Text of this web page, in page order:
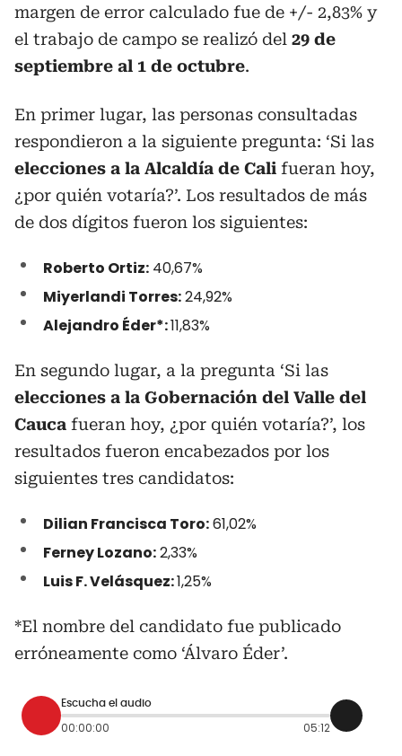
margen de error calculado fue de +/- 2,83% y
el trabajo de campo se realizó del 29 de
septiembre al 1 de octubre.
En primer lugar, las personas consultadas
respondieron a la siguiente pregunta: ‘Si las
elecciones a la Alcaldía de Cali fueran hoy,
¿por quién votaría?’. Los resultados de más
de dos dígitos fueron los siguientes:
Roberto Ortiz: 40,67%
Miyerlandi Torres:24,92%
Alejandro Éder*:11,83%
En segundo lugar, a la pregunta ‘Si las
elecciones a la Gobernación del Valle del
Cauca fueran hoy, ¿por quién votaría?’, los
resultados fueron encabezados por los
siguientes tres candidatos:
Dilian Francisca Toro:61,02%
Ferney Lozano:2,33%
Luis F. Velásquez:1,25%
*El nombre del candidato fue publicado
erróneamente como ‘Álvaro Éder’.
Escucha el audio
00:00:00 05:12